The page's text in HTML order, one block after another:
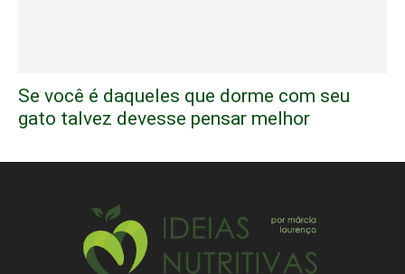
Se você é daqueles que dorme com seu
gato talvez devesse pensar melhor